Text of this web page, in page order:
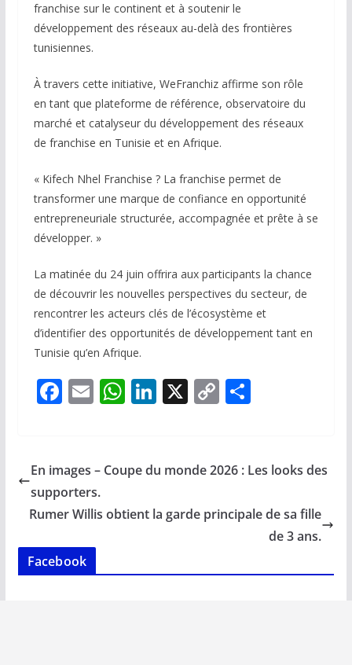
franchise sur le continent et à soutenir le
développement des réseaux au-delà des frontières
tunisiennes.
À travers cette initiative, WeFranchiz affirme son rôle
en tant que plateforme de référence, observatoire du
marché et catalyseur du développement des réseaux
de franchise en Tunisie et en Afrique.
« Kifech Nhel Franchise ? La franchise permet de
transformer une marque de confiance en opportunité
entrepreneuriale structurée, accompagnée et prête à se
développer. »
La matinée du 24 juin offrira aux participants la chance
de découvrir les nouvelles perspectives du secteur, de
rencontrer les acteurs clés de l’écosystème et
d’identifier des opportunités de développement tant en
Tunisie qu’en Afrique.
F
b
o
o
k
E
l
W
s
p
Li
e
n
X C
y
n
P
g
En images – Coupe du monde 2026 : Les looks des
supporters.
Rumer Willis obtient la garde principale de sa fille
de 3 ans.
Facebook